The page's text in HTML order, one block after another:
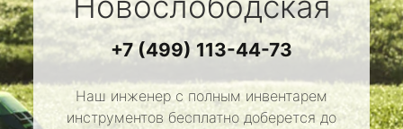
+7 (499) 113-44-73
Наш инженер с полным инвентарем
инструментов бесплатно доберется до